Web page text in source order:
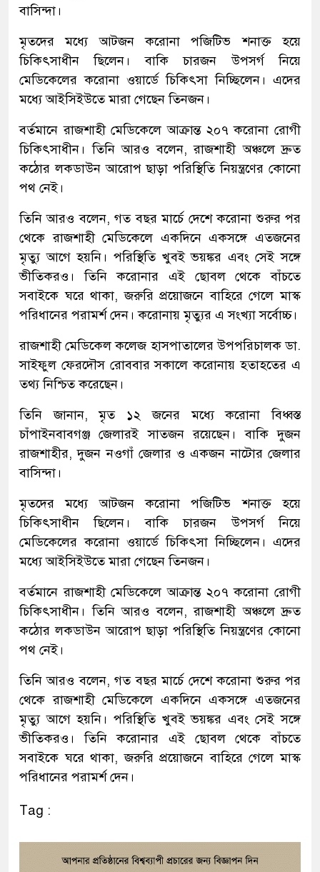
বাসিন্দা।
মৃতদের মধ্যে আটজন করোনা পজিটিভ শনাক্ত হয়ে
চিকিৎসাধীন ছিলেন। বাকি চারজন উপসর্গ নিয়ে
মেডিকেলের করোনা ওয়ার্ডে চিকিৎসা নিচ্ছিলেন। এদের
মধ্যে আইসিইউতে মারা গেছেন তিনজন।
বর্তমানে রাজশাহী মেডিকেলে আক্রান্ত ২০৭ করোনা রোগী
চিকিৎসাধীন। তিনি আরও বলেন, রাজশাহী অঞ্চলে দ্রুত
কঠোর লকডাউন আরোপ ছাড়া পরিস্থিতি নিয়ন্ত্রণের কোনো
পথ নেই।
তিনি আরও বলেন, গত বছর মার্চে দেশে করোনা শুরুর পর
থেকে রাজশাহী মেডিকেলে একদিনে একসঙ্গে এতজনের
মৃত্যু আগে হয়নি। পরিস্থিতি খুবই ভয়ঙ্কর এবং সেই সঙ্গে
ভীতিকরও। তিনি করোনার এই ছোবল থেকে বাঁচতে
সবাইকে ঘরে থাকা, জরুরি প্রয়োজনে বাহিরে গেলে মাস্ক
পরিধানের পরামর্শ দেন। করোনায় মৃত্যুর এ সংখ্যা সর্বোচ্চ।
রাজশাহী মেডিকেল কলেজ হাসপাতালের উপপরিচালক ডা.
সাইফুল ফেরদৌস রোববার সকালে করোনায় হতাহতের এ
তথ্য নিশ্চিত করেছেন।
তিনি জানান, মৃত ১২ জনের মধ্যে করোনা বিধ্বস্ত
চাঁপাইনবাবগঞ্জ জেলারই সাতজন রয়েছেন। বাকি দুজন
রাজশাহীর, দুজন নওগাঁ জেলার ও একজন নাটোর জেলার
বাসিন্দা।
মৃতদের মধ্যে আটজন করোনা পজিটিভ শনাক্ত হয়ে
চিকিৎসাধীন ছিলেন। বাকি চারজন উপসর্গ নিয়ে
মেডিকেলের করোনা ওয়ার্ডে চিকিৎসা নিচ্ছিলেন। এদের
মধ্যে আইসিইউতে মারা গেছেন তিনজন।
বর্তমানে রাজশাহী মেডিকেলে আক্রান্ত ২০৭ করোনা রোগী
চিকিৎসাধীন। তিনি আরও বলেন, রাজশাহী অঞ্চলে দ্রুত
কঠোর লকডাউন আরোপ ছাড়া পরিস্থিতি নিয়ন্ত্রণের কোনো
পথ নেই।
তিনি আরও বলেন, গত বছর মার্চে দেশে করোনা শুরুর পর
থেকে রাজশাহী মেডিকেলে একদিনে একসঙ্গে এতজনের
মৃত্যু আগে হয়নি। পরিস্থিতি খুবই ভয়ঙ্কর এবং সেই সঙ্গে
ভীতিকরও। তিনি করোনার এই ছোবল থেকে বাঁচতে
সবাইকে ঘরে থাকা, জরুরি প্রয়োজনে বাহিরে গেলে মাস্ক
পরিধানের পরামর্শ দেন।
Tag :